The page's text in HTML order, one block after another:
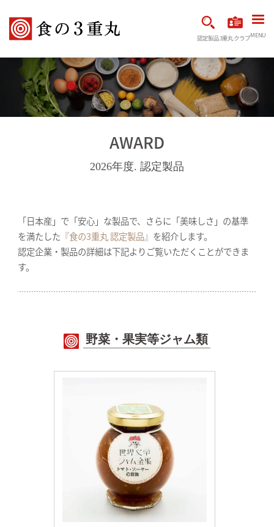
認定製品3重丸クラブMENU
AWARD
2026年度. 認定製品
「日本産」で「安心」な製品で、さらに「美味しさ」の基準
を満たした 『食の3重丸 認定製品』 を紹介します。
認定企業・製品の詳細は下記よりご覧いただくことができま
す。
野菜・果実等ジャム類